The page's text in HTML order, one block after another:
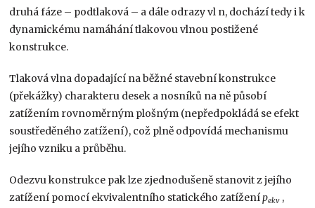
druhá fáze – podtlaková – a dále odrazy vl n, dochází tedy i k
dynamickému namáhání tlakovou vlnou postižené
konstrukce.
Tlaková vlna dopadající na běžné stavební konstrukce
(překážky) charakteru desek a nosníků na ně působí
zatížením rovnoměrným plošným (nepředpokládá se efekt
soustředěného zatížení), což plně odpovídá mechanismu
jejího vzniku a průběhu.
Odezvu konstrukce pak lze zjednodušeně stanovit z jejího
zatížení pomocí ekvivalentního statického zatíženípekv ,